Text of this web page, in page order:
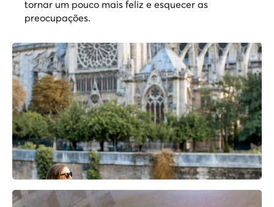
tornar um pouco mais feliz e esquecer as
preocupações.